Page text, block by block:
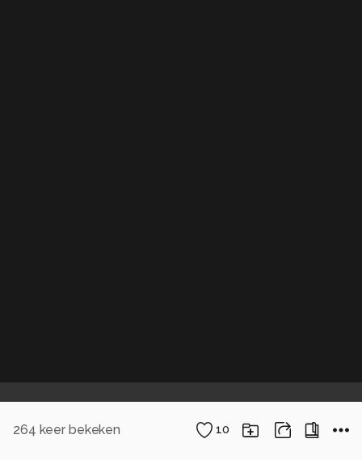
264 keer bekeken 10